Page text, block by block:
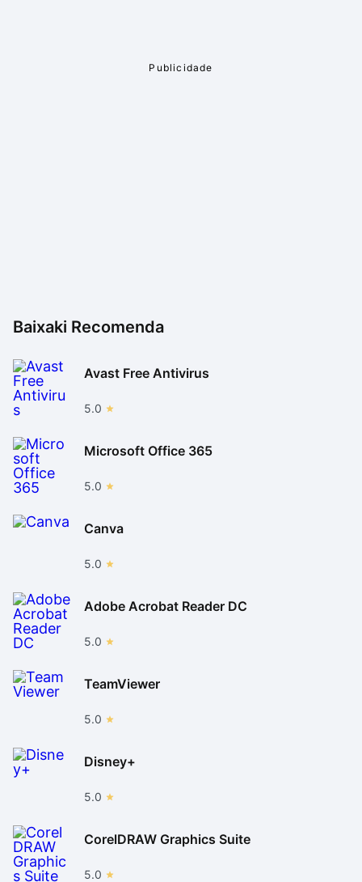
Baixaki Recomenda
Avast Free Antivirus
5.0
Microsoft Office 365
5.0
Canva
5.0
Adobe Acrobat Reader DC
5.0
TeamViewer
5.0
Disney+
5.0
CorelDRAW Graphics Suite
5.0